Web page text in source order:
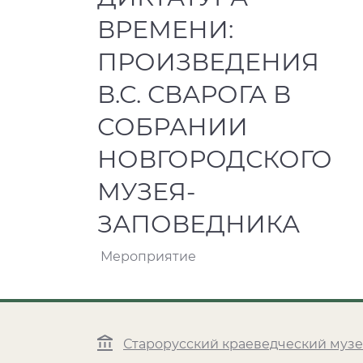
ВРЕМЕНИ:
ПРОИЗВЕДЕНИЯ
В.С. СВАРОГА В
СОБРАНИИ
НОВГОРОДСКОГО
МУЗЕЯ-
ЗАПОВЕДНИКА
Мероприятие
Старорусский краеведческий